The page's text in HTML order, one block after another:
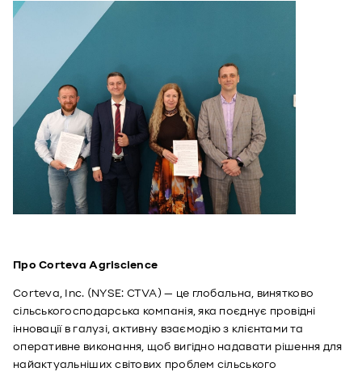
Про Corteva Agriscience
Corteva, Inc. (NYSE: CTVA) — це глобальна, винятково
сільськогосподарська компанія, яка поєднує провідні
інновації в галузі, активну взаємодію з клієнтами та
оперативне виконання, щоб вигідно надавати рішення для
найактуальніших світових проблем сільського